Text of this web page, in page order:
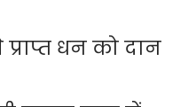
धन को दान